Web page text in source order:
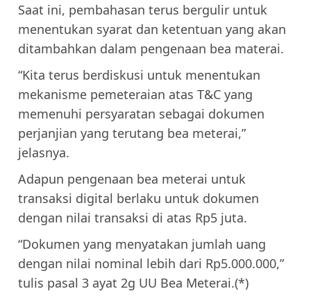
Saat ini, pembahasan terus bergulir untuk
menentukan syarat dan ketentuan yang akan
ditambahkan dalam pengenaan bea materai.
“Kita terus berdiskusi untuk menentukan
mekanisme pemeteraian atas T&C yang
memenuhi persyaratan sebagai dokumen
perjanjian yang terutang bea meterai,”
jelasnya.
Adapun pengenaan bea meterai untuk
transaksi digital berlaku untuk dokumen
dengan nilai transaksi di atas Rp5 juta.
“Dokumen yang menyatakan jumlah uang
dengan nilai nominal lebih dari Rp5.000.000,”
tulis pasal 3 ayat 2g UU Bea Meterai.(*)